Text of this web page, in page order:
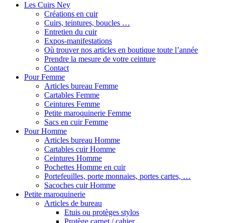
Les Cuirs Ney
Créations en cuir
Cuirs, teintures, boucles …
Entretien du cuir
Expos-manifestations
Où trouver nos articles en boutique toute l’année
Prendre la mesure de votre ceinture
Contact
Pour Femme
Articles bureau Femme
Cartables Femme
Ceintures Femme
Petite maroquinerie Femme
Sacs en cuir Femme
Pour Homme
Articles bureau Homme
Cartables cuir Homme
Ceintures Homme
Pochettes Homme en cuir
Portefeuilles, porte monnaies, portes cartes, …
Sacoches cuir Homme
Petite maroquinerie
Articles de bureau
Etuis ou protèges stylos
Protège carnet / cahier